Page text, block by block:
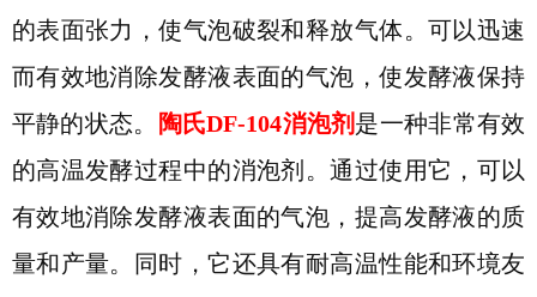
的表面张力，使气泡破裂和释放气体。可以迅速
而有效地消除发酵液表面的气泡，使发酵液保持
平静的状态。
陶氏DF-104消泡剂 是一种非常有效
的高温发酵过程中的消泡剂。通过使用它，可以
有效地消除发酵液表面的气泡，提高发酵液的质
量和产量。同时，它还具有耐高温性能和环境友